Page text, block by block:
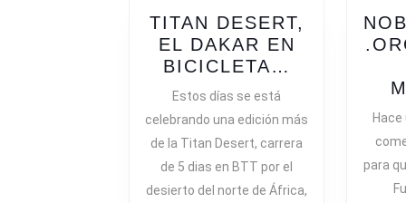
TITAN DESERT,
EL DAKAR EN
BICICLETA…
DAKAR
EN
Estos días se está
celebrando una edición más
de la Titan Desert, carrera
de 5 dias en BTT por el
desierto del norte de África,
para